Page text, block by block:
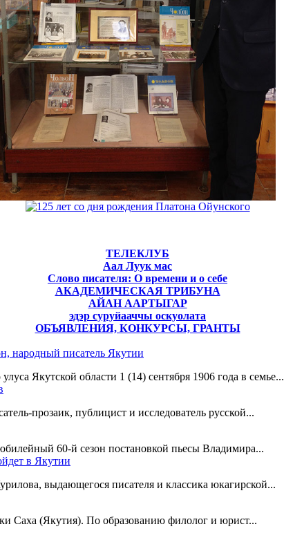
ТЕЛЕКЛУБ
Аал Луук мас
Слово писателя: О времени и о себе
АКАДЕМИЧЕСКАЯ ТРИБУНА
АЙАН ААРТЫГАР
эдэр суруйааччы оскуолата
ОБЪЯВЛЕНИЯ, КОНКУРСЫ, ГРАНТЫ
народный писатель Якутии
Якутской области 1 (14) сентября 1906 года в семье...
прозаик, публицист и исследователь русской...
60-й сезон постановкой пьесы Владимира...
в Якутии
выдающегося писателя и классика юкагирской...
Саха (Якутия). По образованию филолог и юрист...